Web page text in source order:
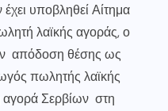
υποβληθεί Αίτημα
λαϊκής αγοράς, ο
απόδοση θέσης ως
πωλητής λαϊκής
Σερβίων στη